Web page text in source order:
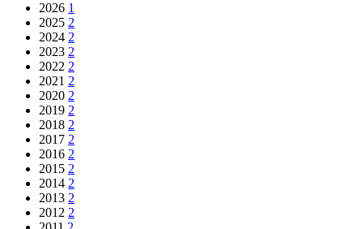
2026 1
2025 2
2024 2
2023 2
2022 2
2021 2
2020 2
2019 2
2018 2
2017 2
2016 2
2015 2
2014 2
2013 2
2012 2